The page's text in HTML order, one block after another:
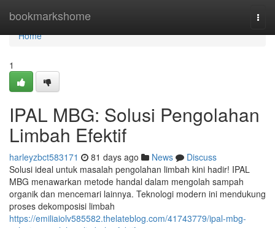
bookmarkshome
Home
Home
1
IPAL MBG: Solusi Pengolahan
Limbah Efektif
harleyzbct583171 81 days ago News
Discuss
Solusi ideal untuk masalah pengolahan limbah kini hadir! IPAL
MBG menawarkan metode handal dalam mengolah sampah
organik dan mencemari lainnya. Teknologi modern ini mendukung
proses dekomposisi limbah
https://emiliaiolv585582.thelateblog.com/41743779/ipal-mbg-